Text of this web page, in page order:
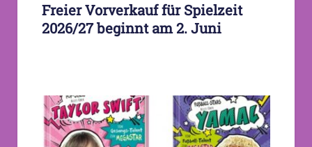
Freier Vorverkauf für Spielzeit
2026/27 beginnt am 2. Juni